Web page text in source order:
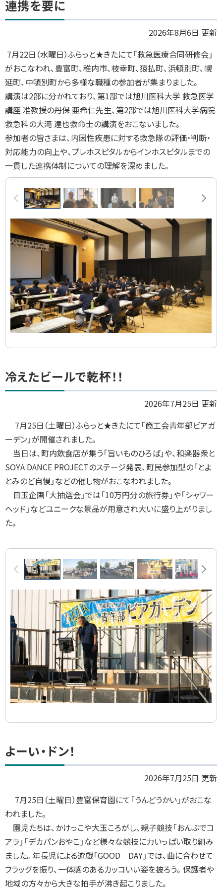
ッ
戻
る
連携を要に
2026年8月6日 更新
7月22日（水曜日）ふらっと★きたにて「救急医療合同研修会」
がおこなわれ、豊富町、稚内市、枝幸町、猿払町、浜頓別町、幌
延町、中頓別町から多様な職種の参加者が集まりました。
講演は2部に分かれており、第1部では旭川医科大学 救急医学
講座 准教授の丹保 亜希仁先生、第2部では旭川医科大学病院
救急科の大滝 達也救命士の講演をおこないました。
参加者の皆さまは、内因性疾患に対する救急隊の評価・判断・
対応能力の向上や、プレホスピタルからインホスピタルまでの
一貫した連携体制についての理解を深めました。
画
ラ
イ
前へ 次へ
ト
ッ
る
冷えたビールで乾杯！！
2026年7月25日 更新
7月25日（土曜日）ふらっと★きたにて「商工会青年部ビアガ
ーデン」が開催されました。
当日は、町内飲食店が集う「旨いものひろば」や、和楽器衆と
SOYA DANCE PROJECTのステージ発表、町民参加型の「とよ
とみのど自慢」などの催し物がおこなわれました。
目玉企画「大抽選会」では「10万円分の旅行券」や「シャワー
ヘッド」などユニークな景品が用意され大いに盛り上がりまし
た。
画
イ
ド
集
前へ 次へ
ト
ッ
る
よーい・ドン！
2026年7月25日 更新
7月25日（土曜日）豊富保育園にて「うんどうかい」がおこな
われました。
園児たちは、かけっこや大玉ころがし、親子競技「おんぶでコ
アラ」「デカパンおやこ」など様々な競技に力いっぱい取り組み
ました。年長児による遊戯「GOOD DAY」では、曲に合わせて
フラッグを振り、一体感のあるカッコいい姿を披ろう。保護者や
地域の方々から大きな拍手が沸き起こりました。